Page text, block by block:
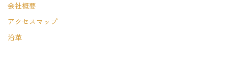
会社概要
アクセスマップ
沿革